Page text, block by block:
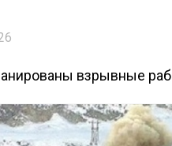
взрывные